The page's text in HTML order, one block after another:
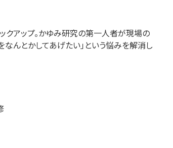
薬剤
クアップ。かゆみ研究の第一人者が現場の
なんとかしてあげたい」という悩みを解消し